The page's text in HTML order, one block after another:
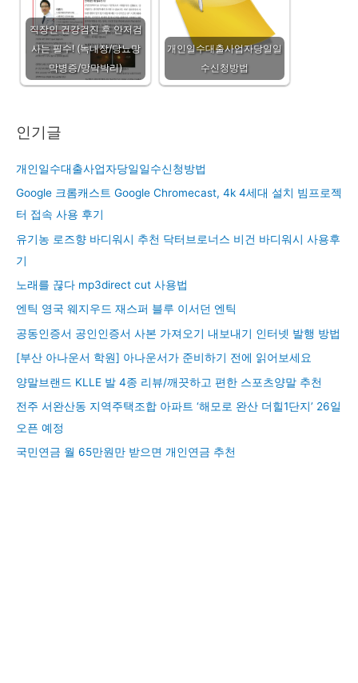
직장인 건강검진 후 안저검
사는 필수! (녹내장/당뇨망
막병증/망막박리)
개인일수대출사업자당일일
수신청방법
인기글
개인일수대출사업자당일일수신청방법
Google 크롬캐스트 Google Chromecast, 4k 4세대 설치 빔프로젝
터 접속 사용 후기
유기농 로즈향 바디워시 추천 닥터브로너스 비건 바디워시 사용후
기
노래를 끊다 mp3direct cut 사용법
엔틱 영국 웨지우드 재스퍼 블루 이서던 엔틱
공동인증서 공인인증서 사본 가져오기 내보내기 인터넷 발행 방법
[부산 아나운서 학원] 아나운서가 준비하기 전에 읽어보세요
양말브랜드 KLLE 발 4종 리뷰/깨끗하고 편한 스포츠양말 추천
전주 서완산동 지역주택조합 아파트 ‘해모로 완산 더힐1단지’ 26일
오픈 예정
국민연금 월 65만원만 받으면 개인연금 추천